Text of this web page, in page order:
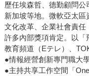
歷任埃森哲、德勤顧問公
新加坡等地。微軟亞太
文化改革、企業社會責
許多內部獎項肯定。以
教育頻道（Eテレ）、
●情報經營創新專門職大
●主持共享工作空間「